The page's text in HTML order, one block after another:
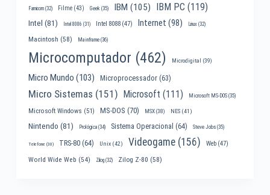
Famicom(32) Filme(43) Geek (35) IBM (105) IBM PC (119)
Intel (81) Intel 8086 (31) Intel 8088(47) Internet (98) Linux(32)
Macintosh (58) Mainframe(36)
Microcomputador (462) Microdigital (39)
Micro Mundo (103) Microprocessador(63)
Micro Sistemas (151) Microsoft (111) Microsoft MS-DOS(35)
Microsoft Windows (51) MS-DOS (70) MSX(38) NES(41)
Nintendo (81) Prológica(34) Sistema Operacional (64) Steve Jobs(35)
Telefone (30) TRS-80(64) Unix(42) Videogame(156) Web(47)
World Wide Web (54) Zilog(32) Zilog Z-80 (58)